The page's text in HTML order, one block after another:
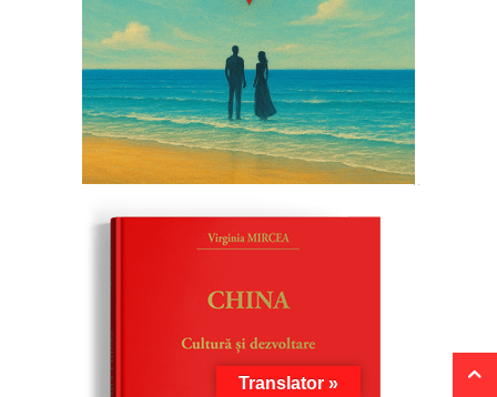
Translator »